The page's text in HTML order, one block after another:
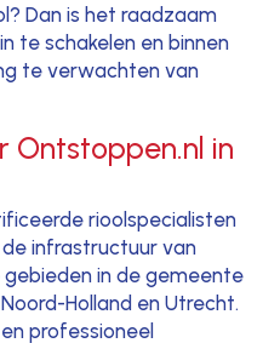
Dan is het raadzaam
te schakelen en binnen
te verwachten van
Ontstoppen.nl in
rioolspecialisten
infrastructuur van
in de gemeente
Holland en Utrecht.
professioneel